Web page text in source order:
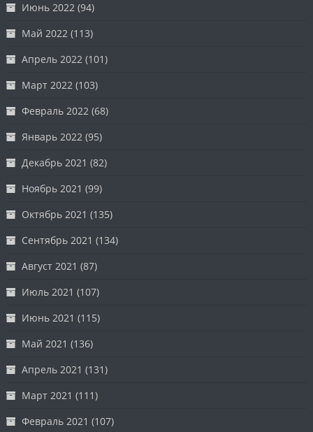
Июнь 2022 (94)
Май 2022 (113)
Апрель 2022 (101)
Март 2022 (103)
Февраль 2022 (68)
Январь 2022 (95)
Декабрь 2021 (82)
Ноябрь 2021 (99)
Октябрь 2021 (135)
Сентябрь 2021 (134)
Август 2021 (87)
Июль 2021 (107)
Июнь 2021 (115)
Май 2021 (136)
Апрель 2021 (131)
Март 2021 (111)
Февраль 2021 (107)